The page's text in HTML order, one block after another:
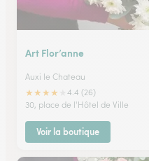
Art Flor’anne
Auxi le Chateau
★★★★
4.4 (26)
30, place de l'Hôtel de Ville
Voir la boutique